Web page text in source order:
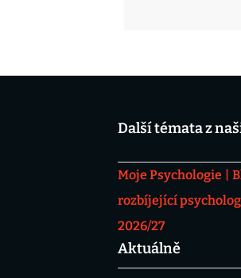
Další témata z
Moje Psychologie
rozbíjející
2026/27
Aktuálně